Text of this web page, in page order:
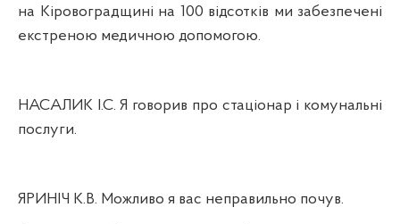
на Кіровоградщині на 100 відсотків ми забезпечені
екстреною медичною допомогою.
НАСАЛИК І.С.Я говорив про стаціонар і комунальні
послуги.
ЯРИНІЧ К.В. Можливо я вас неправильно почув.